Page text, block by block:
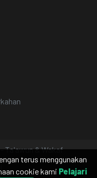
terus menggunakan
cookie kami Pelajari
Ta'awun & Wakaf